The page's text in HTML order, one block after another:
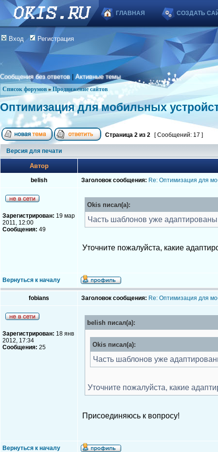
ГЛАВНАЯ СОЗДАТЬ
Вход Регистрация
Сообщения без ответов |Активные темы
Список форумов » Продвижение сайтов
Оптимизация для мобильных
Страница 2 из 2 [ Сообщений: 17 ]
Версия для печати
Автор
belish Заголовок сообщения: Re: Оптимизация для
Зарегистрирован: 19 мар
2011, 12:00
Сообщения: 49
Okis писал(а):
Часть шаблонов уже
Уточните пожалуйста, какие
Вернуться к началу
fobians Заголовок сообщения: Re: Оптимизация для
Зарегистрирован: 18 янв
2012, 17:34
Сообщения: 25
belish писал(а):
Okis писал(а):
Часть шаблонов уже
Уточните пожалуйста, какие
Присоединяюсь к вопросу!
Вернуться к началу